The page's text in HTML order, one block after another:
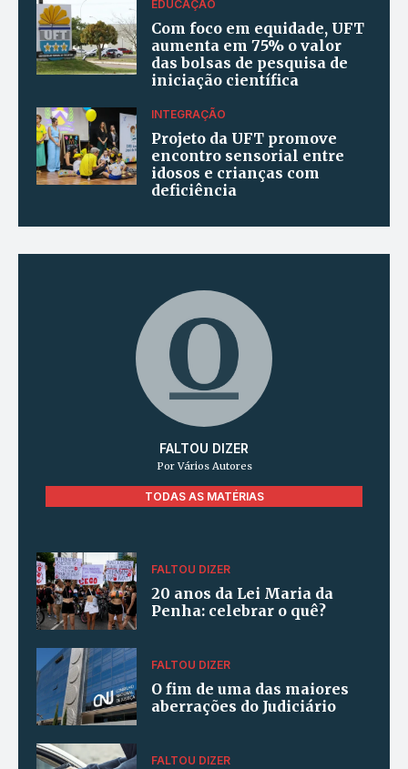
EDUCAÇÃO
Com foco em equidade, UFT
aumenta em 75% o valor
das bolsas de pesquisa de
iniciação científica
INTEGRAÇÃO
Projeto da UFT promove
encontro sensorial entre
idosos e crianças com
deficiência
FALTOU DIZER
Por Vários Autores
TODAS AS MATÉRIAS
FALTOU DIZER
20 anos da Lei Maria da
Penha: celebrar o quê?
FALTOU DIZER
O fim de uma das maiores
aberrações do Judiciário
FALTOU DIZER